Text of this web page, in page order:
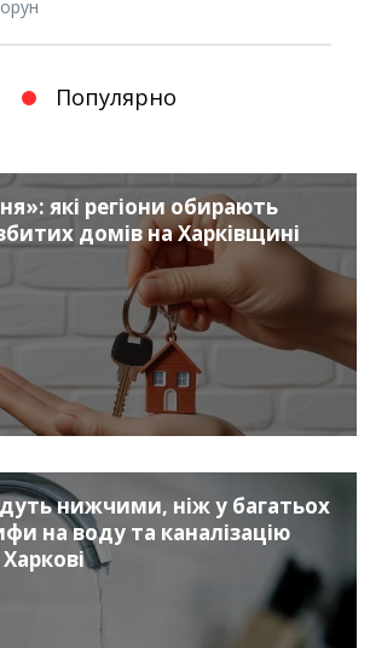
Популярно
які регіони обирають
домів на Харківщині
нижчими, ніж у багатьох
на воду та каналізацію